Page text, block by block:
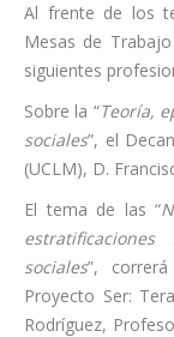
Al frente de los
Mesas de
siguientes
Sobre la “Teoría,
sociales”, el
(UCLM), D.
El tema de las “
sociales”,
Proyecto Ser:
Rodríguez,